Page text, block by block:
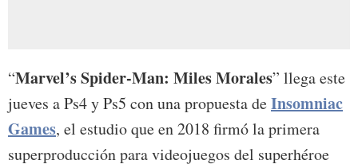
“Marvel’s Spider-Man: Miles Morales” llega este
jueves a Ps4 y Ps5 con una propuesta deInsomniac
Games, el estudio que en 2018 firmó la primera
superproducción para videojuegos del superhéroe